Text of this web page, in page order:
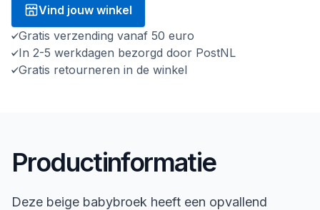
Vind jouw winkel
Gratis verzending vanaf 50 euro
In 2-5 werkdagen bezorgd door PostNL
Gratis retourneren in de winkel
Productinformatie
Deze beige babybroek heeft een opvallend